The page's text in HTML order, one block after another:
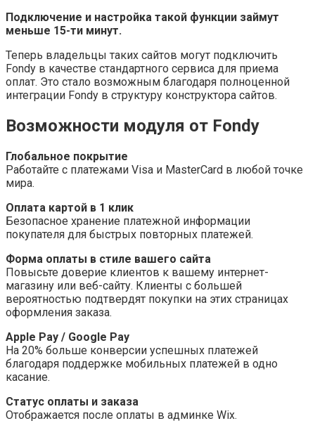
Подключение и настройка такой функции займут
меньше 15-ти минут.
Теперь владельцы таких сайтов могут подключить
Fondy в качестве стандартного сервиса для приема
оплат. Это стало возможным благодаря полноценной
интеграции Fondy в структуру конструктора сайтов.
Возможности модуля от Fondy
Глобальное покрытие
Работайте с платежами Visa и MasterCard в любой точке
мира.
Оплата картой в 1 клик
Безопасное хранение платежной информации
покупателя для быстрых повторных платежей.
Форма оплаты в стиле вашего сайта
Повысьте доверие клиентов к вашему интернет-
магазину или веб-сайту. Клиенты с большей
вероятностью подтвердят покупки на этих страницах
оформления заказа.
Apple Pay / Google Pay
На 20% больше конверсии успешных платежей
благодаря поддержке мобильных платежей в одно
касание.
Статус оплаты и заказа
Отображается после оплаты в админке Wix.